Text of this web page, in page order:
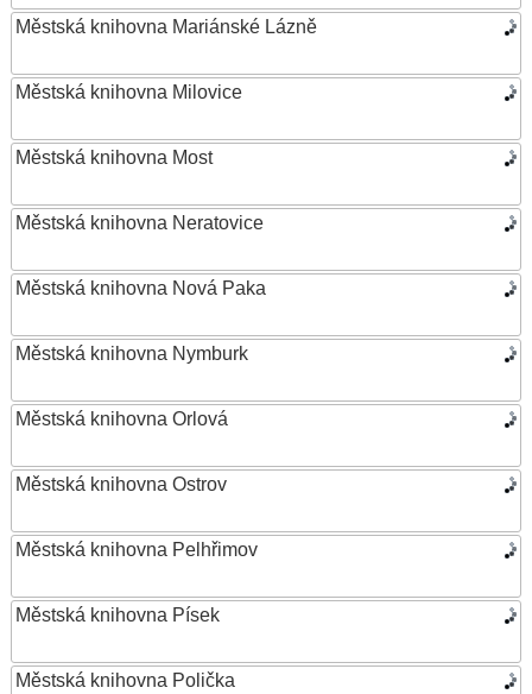
Městská knihovna Mariánské Lázně
Městská knihovna Milovice
Městská knihovna Most
Městská knihovna Neratovice
Městská knihovna Nová Paka
Městská knihovna Nymburk
Městská knihovna Orlová
Městská knihovna Ostrov
Městská knihovna Pelhřimov
Městská knihovna Písek
Městská knihovna Polička